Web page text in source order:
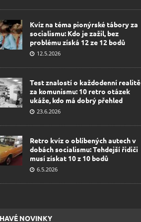
Kvíz na téma pionýrské tábory za
socialismu: Kdo je zažil, bez
problému získá 12 ze 12 bodů
12.5.2026
Test znalostí o každodenní realitě
za komunismu: 10 retro otázek
ukáže, kdo má dobrý přehled
23.6.2026
Retro kvíz o oblíbených autech v
dobách socialismu: Tehdejší řidiči
musí získat 10 z 10 bodů
6.5.2026
NOVINKY